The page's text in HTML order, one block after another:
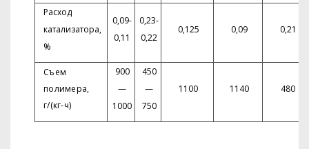
Расход
катализатора,
%
0,09-
0,11
0,23-
0,22
0,125 0,09 0,21
Съем
полимера,
г/(кг-ч)
900
—
1000
450
—
750
1100 1140 480